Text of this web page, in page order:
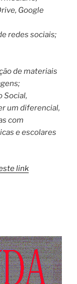
Google
redes sociais;
de materiais
Social,
um diferencial,
com
e escolares
link